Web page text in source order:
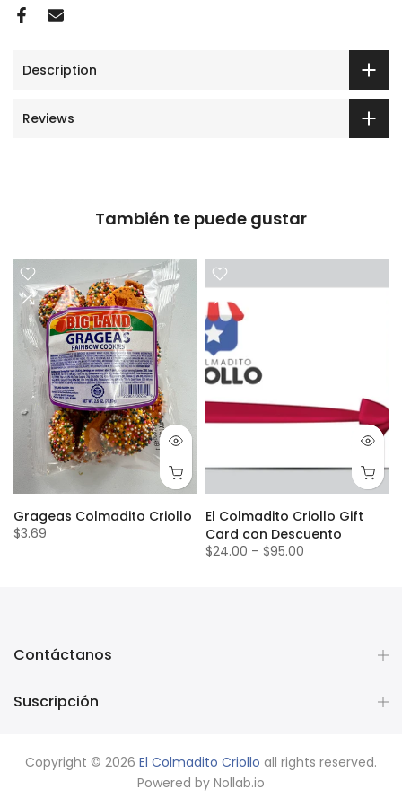
Description
Reviews
También te puede gustar
Grageas Colmadito Criollo
$3.69
El Colmadito Criollo Gift
Card con Descuento
$24.00 – $95.00
Contáctanos
Suscripción
Copyright © 2026 El Colmadito Criollo all rights reserved.
Powered by Nollab.io